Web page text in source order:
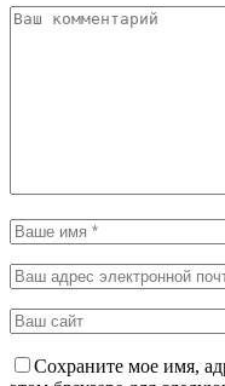
Сохраните мое имя,